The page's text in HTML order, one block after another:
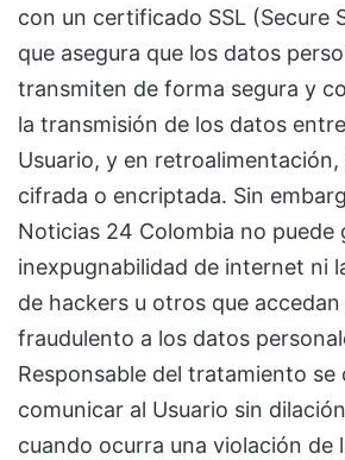
con un certificado SSL (Secure
que asegura que los datos
transmiten de forma segura y
la transmisión de los datos
Usuario, y en
cifrada o encriptada. Sin
Noticias 24 Colombia no puede
inexpugnabilidad de internet ni
de hackers u otros que
fraudulento a los datos
Responsable del tratamiento se
comunicar al Usuario sin
cuando ocurra una violación de